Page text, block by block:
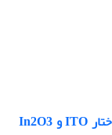
مقایسه خواص اپتوالکترونیکی لایه های نانوساختار ITO و In2O3